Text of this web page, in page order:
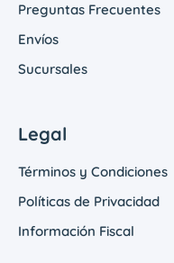
Preguntas Frecuentes
Envíos
Sucursales
Legal
Términos y Condiciones
Políticas de Privacidad
Información Fiscal